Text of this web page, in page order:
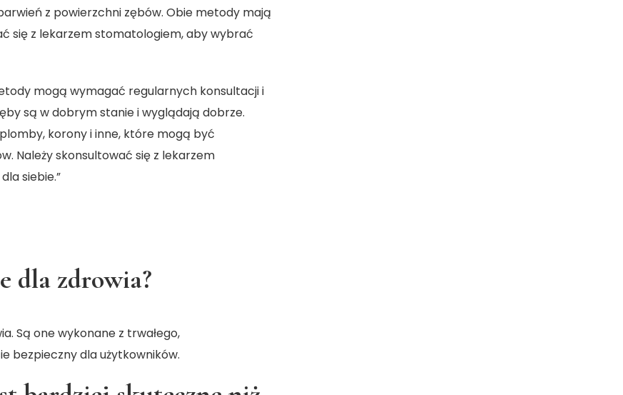
z powierzchni zębów. Obie metody mają
się z lekarzem stomatologiem, aby wybrać
mogą wymagać regularnych konsultacji i
są w dobrym stanie i wyglądają dobrze.
korony i inne, które mogą być
Należy skonsultować się z lekarzem
siebie.”
dla zdrowia?
Są one wykonane z trwałego,
bezpieczny dla użytkowników.